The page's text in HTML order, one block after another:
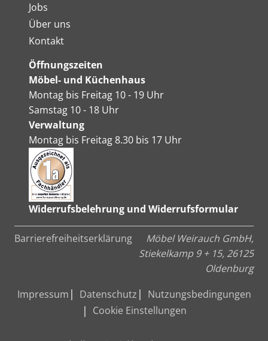
Jobs
Über uns
Kontakt
Öffnungszeiten
Möbel- und Küchenhaus
Montag bis Freitag 10 - 19 Uhr
Samstag 10 - 18 Uhr
Verwaltung
Montag bis Freitag 8.30 bis 17 Uhr
Widerrufsbelehrung und Widerrufsformular
Barrierefreiheitserklärung
Möbel Weirauch GmbH,
Stiekelkamp 9 + 15, 26125
Oldenburg
Impressum
Datenschutz
Nutzungsbedingungen
Cookie Einstellungen